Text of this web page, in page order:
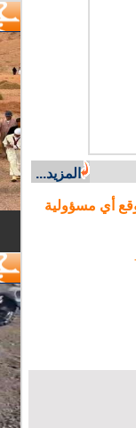
المزيد...
أي مسؤولية